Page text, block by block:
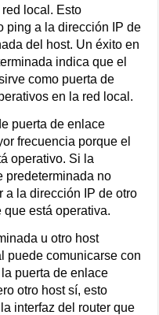
local. Esto
ping a la dirección IP de
del host. Un éxito en
indica que el
como puerta de
en la red local.
puerta de enlace
frecuencia porque el
operativo. Si la
predeterminada no
a la dirección IP de otro
que está operativa.
u otro host
puede comunicarse con
puerta de enlace
otro host sí, esto
interfaz del router que